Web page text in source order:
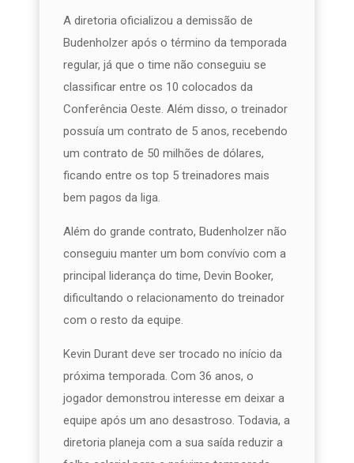
A diretoria oficializou a demissão de
Budenholzer após o término da temporada
regular, já que o time não conseguiu se
classificar entre os 10 colocados da
Conferência Oeste. Além disso, o treinador
possuía um contrato de 5 anos, recebendo
um contrato de 50 milhões de dólares,
ficando entre os top 5 treinadores mais
bem pagos da liga.
Além do grande contrato, Budenholzer não
conseguiu manter um bom convívio com a
principal liderança do time, Devin Booker,
dificultando o relacionamento do treinador
com o resto da equipe.
Kevin Durant deve ser trocado no início da
próxima temporada. Com 36 anos, o
jogador demonstrou interesse em deixar a
equipe após um ano desastroso. Todavia, a
diretoria planeja com a sua saída reduzir a